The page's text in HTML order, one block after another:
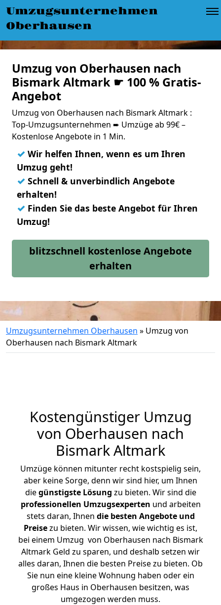
Umzugsunternehmen
Oberhausen
Umzug von Oberhausen nach
Bismark Altmark ☛ 100 % Gratis-
Angebot
Umzug von Oberhausen nach Bismark Altmark :
Top-Umzugsunternehmen ➨ Umzüge ab 99€ –
Kostenlose Angebote in 1 Min.
✓ Wir helfen Ihnen, wenn es um Ihren
Umzug geht!
✓ Schnell & unverbindlich Angebote
erhalten!
✓ Finden Sie das beste Angebot für Ihren
Umzug!
blitzschnell kostenlose Angebote
erhalten
Umzugsunternehmen Oberhausen » Umzug von
Oberhausen nach Bismark Altmark
Kostengünstiger Umzug
von Oberhausen nach
Bismark Altmark
Umzüge können mitunter recht kostspielig sein,
aber keine Sorge, denn wir sind hier, um Ihnen
diegünstigste Lösung zu bieten. Wir sind die
professionellen Umzugsexperten und arbeiten
stets daran, Ihnen die besten Angebote und
Preisezu bieten. Wir wissen, wie wichtig es ist,
bei einem Umzug von Oberhausen nach Bismark
Altmark Geld zu sparen, und deshalb setzen wir
alles daran, Ihnen die besten Preise zu bieten. Ob
Sie nun eine kleine Wohnung haben oder ein
großes Haus in Oberhausen besitzen, was
umgezogen werden muss.